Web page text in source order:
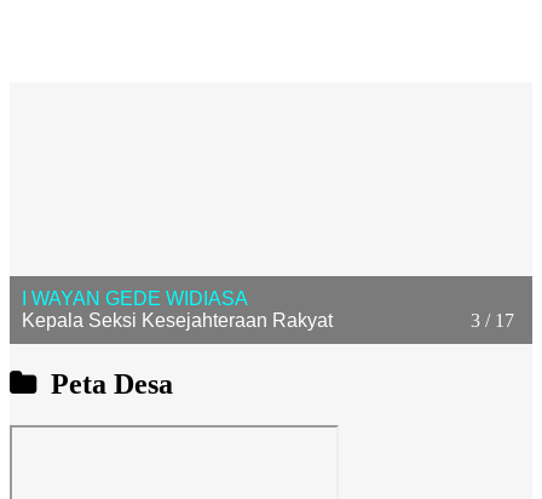
3 / 17
I WAYAN GEDE WIDIASA
Kepala Seksi Kesejahteraan Rakyat
Peta Desa